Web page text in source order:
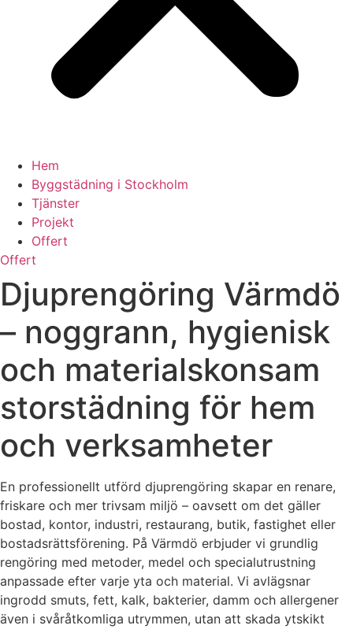
Hem
Byggstädning i Stockholm
Tjänster
Projekt
Offert
Offert
Djuprengöring Värmdö
– noggrann, hygienisk
och materialskonsam
storstädning för hem
och verksamheter
En professionellt utförd djuprengöring skapar en renare,
friskare och mer trivsam miljö – oavsett om det gäller
bostad, kontor, industri, restaurang, butik, fastighet eller
bostadsrättsförening. På Värmdö erbjuder vi grundlig
rengöring med metoder, medel och specialutrustning
anpassade efter varje yta och material. Vi avlägsnar
ingrodd smuts, fett, kalk, bakterier, damm och allergener
även i svåråtkomliga utrymmen, utan att skada ytskikt